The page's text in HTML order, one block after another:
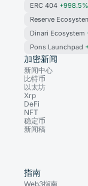
ERC 404 +998.5%
Reserve
Dinari Ecosystem
Pons Launchpad
加密新闻
新闻中心
比特币
以太坊
Xrp
DeFi
NFT
稳定币
新闻稿
指南
Web3指南